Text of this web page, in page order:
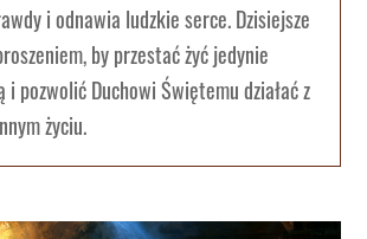
i odnawia ludzkie serce. Dzisiejsze
by przestać żyć jedynie
pozwolić Duchowi Świętemu działać z
życiu.